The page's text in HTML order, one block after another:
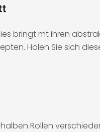
bringt mt ihren
Holen Sie sich
Rollen